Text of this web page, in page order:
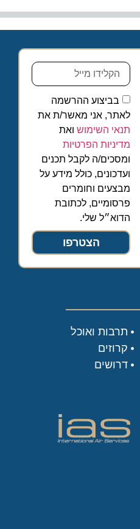
בביצוע ההרשמה
לאתר, אני מאשר/ת את
תנאי השימוש ואת
מדיניות הפרטיות
ומסכים/ה לקבל תכנים
ועדכונים, כולל מידע על
מבצעים וחומרים
פרסומיים, לכתובת
הדוא״ל שלי.
הצטרפו
תרבות ואוכל
קרוזים
דרושים